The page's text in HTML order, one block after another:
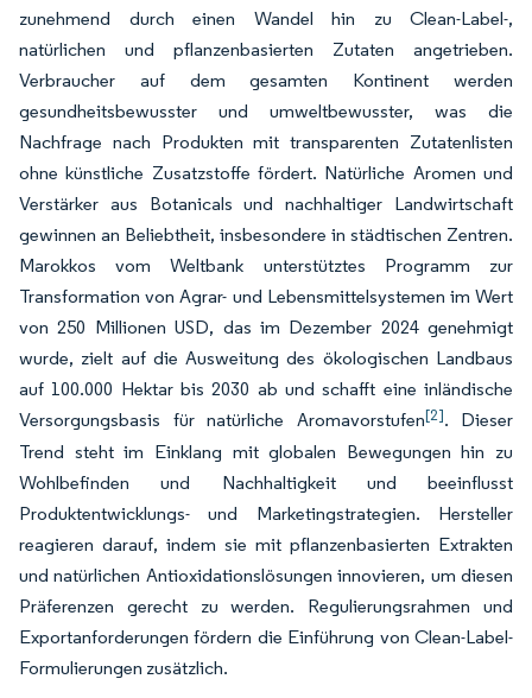
zunehmend durch einen Wandel hin zu Clean-Label-,
natürlichen und pflanzenbasierten Zutaten angetrieben.
Verbraucher auf dem gesamten Kontinent werden
gesundheitsbewusster und umweltbewusster, was die
Nachfrage nach Produkten mit transparenten Zutatenlisten
ohne künstliche Zusatzstoffe fördert. Natürliche Aromen und
Verstärker aus Botanicals und nachhaltiger Landwirtschaft
gewinnen an Beliebtheit, insbesondere in städtischen Zentren.
Marokkos vom Weltbank unterstütztes Programm zur
Transformation von Agrar- und Lebensmittelsystemen im Wert
von 250 Millionen USD, das im Dezember 2024 genehmigt
wurde, zielt auf die Ausweitung des ökologischen Landbaus
auf 100.000 Hektar bis 2030 ab und schafft eine inländische
Versorgungsbasis für natürliche Aromavorstufen[2]. Dieser
Trend steht im Einklang mit globalen Bewegungen hin zu
Wohlbefinden und Nachhaltigkeit und beeinflusst
Produktentwicklungs- und Marketingstrategien. Hersteller
reagieren darauf, indem sie mit pflanzenbasierten Extrakten
und natürlichen Antioxidationslösungen innovieren, um diesen
Präferenzen gerecht zu werden. Regulierungsrahmen und
Exportanforderungen fördern die Einführung von Clean-Label-
Formulierungen zusätzlich.